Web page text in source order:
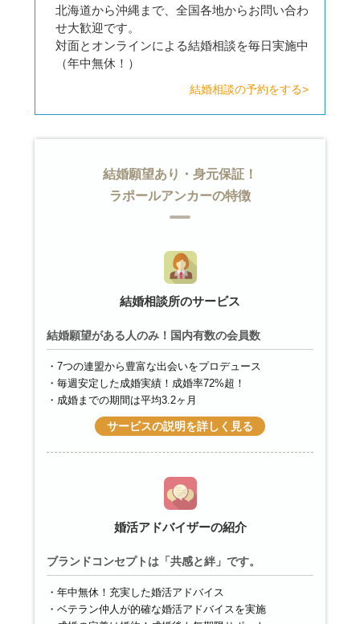
北海道から沖縄まで、全国各地からお問い合わ
せ大歓迎です。
対面とオンラインによる結婚相談を毎日実施中
（年中無休！）
結婚相談の予約をする>
結婚願望あり・身元保証！
ラポールアンカーの特徴
結婚相談所のサービス
結婚願望がある人のみ！国内有数の会員数
7つの連盟から豊富な出会いをプロデュース
毎週安定した成婚実績！成婚率72%超！
成婚までの期間は平均3.2ヶ月
サービスの説明を詳しく見る
婚活アドバイザーの紹介
ブランドコンセプトは「共感と絆」です。
年中無休！充実した婚活アドバイス
ベテラン仲人が的確な婚活アドバイスを実施